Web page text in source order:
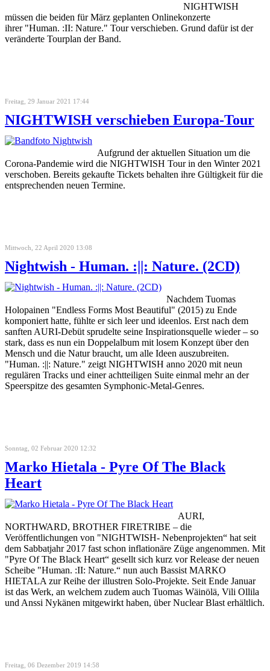
NIGHTWISH
müssen die beiden für März geplanten Onlinekonzerte
ihrer "Human. :II: Nature." Tour verschieben. Grund dafür ist der
veränderte Tourplan der Band.
Freitag, 29 Januar 2021 17:44
NIGHTWISH verschieben Europa-Tour
Aufgrund der aktuellen Situation um die
Corona-Pandemie wird die NIGHTWISH Tour in den Winter 2021
verschoben. Bereits gekaufte Tickets behalten ihre Gültigkeit für die
entsprechenden neuen Termine.
Mittwoch, 22 April 2020 13:08
Nightwish - Human. :||: Nature. (2CD)
Nachdem Tuomas
Holopainen "Endless Forms Most Beautiful" (2015) zu Ende
komponiert hatte, fühlte er sich leer und ideenlos. Erst nach dem
sanften AURI-Debüt sprudelte seine Inspirationsquelle wieder – so
stark, dass es nun ein Doppelalbum mit losem Konzept über den
Mensch und die Natur braucht, um alle Ideen auszubreiten.
"Human. :||: Nature." zeigt NIGHTWISH anno 2020 mit neun
regulären Tracks und einer achtteiligen Suite einmal mehr an der
Speerspitze des gesamten Symphonic-Metal-Genres.
Sonntag, 02 Februar 2020 12:32
Marko Hietala - Pyre Of The Black
Heart
AURI,
NORTHWARD, BROTHER FIRETRIBE – die
Veröffentlichungen von "NIGHTWISH- Nebenprojekten“ hat seit
dem Sabbatjahr 2017 fast schon inflationäre Züge angenommen. Mit
"Pyre Of The Black Heart“ gesellt sich kurz vor Release der neuen
Scheibe "Human. :II: Nature.“ nun auch Bassist MARKO
HIETALA zur Reihe der illustren Solo-Projekte. Seit Ende Januar
ist das Werk, an welchem zudem auch Tuomas Wäinölä, Vili Ollila
und Anssi Nykänen mitgewirkt haben, über Nuclear Blast erhältlich.
Freitag, 06 Dezember 2019 14:58